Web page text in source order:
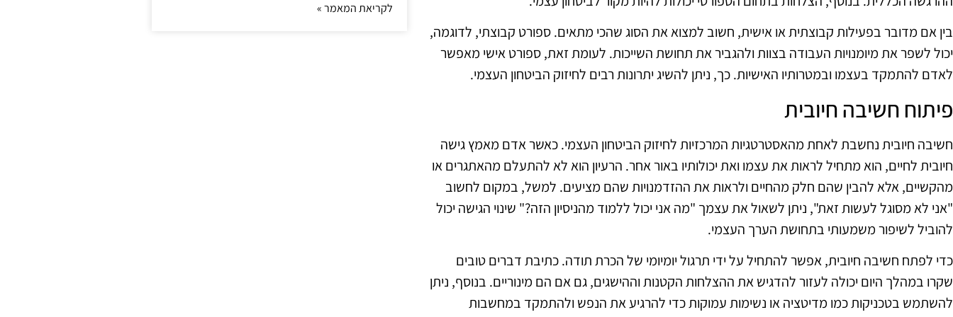
בין אם מדובר בפעילות קבוצתית או אישית, חשוב למצוא את הסוג שהכי מתאים. ספורט קבוצתי, לדוגמה,
יכול לשפר את מיומנויות העבודה בצוות ולהגביר את תחושת השייכות. לעומת זאת, ספורט אישי מאפשר
לאדם להתמקד בעצמו ובמטרותיו האישיות. כך, ניתן להשיג יתרונות רבים לחיזוק הביטחון העצמי.
פיתוח חשיבה חיובית
חשיבה חיובית נחשבת לאחת מהאסטרטגיות המרכזיות לחיזוק הביטחון העצמי. כאשר אדם מאמץ גישה
חיובית לחיים, הוא מתחיל לראות את עצמו ואת יכולותיו באור אחר. הרעיון הוא לא להתעלם מהאתגרים או
מהקשיים, אלא להבין שהם חלק מהחיים ולראות את ההזדמנויות שהם מציעים. למשל, במקום לחשוב
"אני לא מסוגל לעשות זאת", ניתן לשאול את עצמך "מה אני יכול ללמוד מהניסיון הזה?" שינוי הגישה יכול
להוביל לשיפור משמעותי בתחושת הערך העצמי.
כדי לפתח חשיבה חיובית, אפשר להתחיל על ידי תרגול יומיומי של הכרת תודה. כתיבת דברים טובים
שקרו במהלך היום יכולה לעזור להדגיש את ההצלחות הקטנות וההישגים, גם אם הם מינוריים. בנוסף, ניתן
להשתמש בטכניקות כמו מדיטציה או נשימות עמוקות כדי להרגיע את הנפש ולהתמקד במחשבות
לקריאת המאמר »